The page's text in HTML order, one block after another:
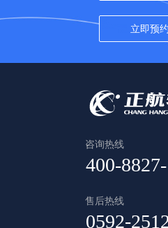
咨询热线
售后热线